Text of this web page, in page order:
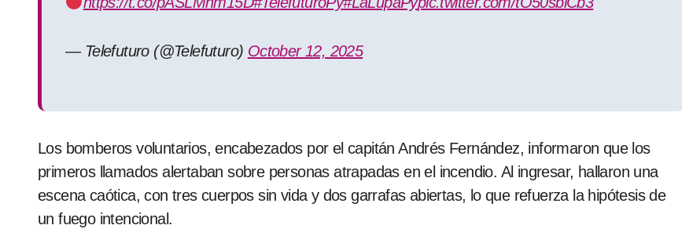
— Telefuturo (@Telefuturo) October 12, 2025
Los bomberos voluntarios, encabezados por el capitán Andrés Fernández, informaron que los
primeros llamados alertaban sobre personas atrapadas en el incendio. Al ingresar, hallaron una
escena caótica, con tres cuerpos sin vida y dos garrafas abiertas, lo que refuerza la hipótesis de
un fuego intencional.